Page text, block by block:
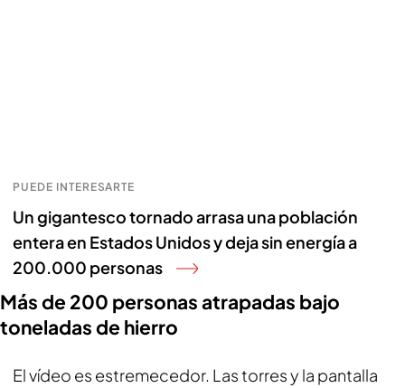
PUEDE INTERESARTE
Un gigantesco tornado arrasa una población
entera en Estados Unidos y deja sin energía a
200.000 personas
Más de 200 personas atrapadas bajo
toneladas de hierro
El vídeo es estremecedor. Las torres y la pantalla